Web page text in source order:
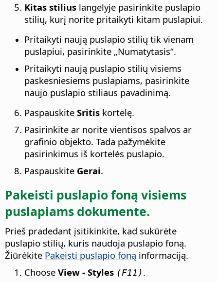
Kitas stilius langelyje pasirinkite puslapio
stilių, kurį norite pritaikyti kitam puslapiui.
Pritaikyti naują puslapio stilių tik vienam
puslapiui, pasirinkite „Numatytasis“.
Pritaikyti naują puslapio stilių visiems
paskesniesiems puslapiams, pasirinkite
naujo puslapio stiliaus pavadinimą.
Paspauskite Sritis kortelę.
Pasirinkite ar norite vientisos spalvos ar
grafinio objekto. Tada pažymėkite
pasirinkimus iš kortelės puslapio.
Paspauskite Gerai.
Pakeisti puslapio foną visiems
puslapiams dokumente.
Prieš pradedant įsitikinkite, kad sukūrėte
puslapio stilių, kuris naudoja puslapio foną.
Žiūrėkite Pakeisti puslapio foną informaciją.
Choose View - Styles (F11).